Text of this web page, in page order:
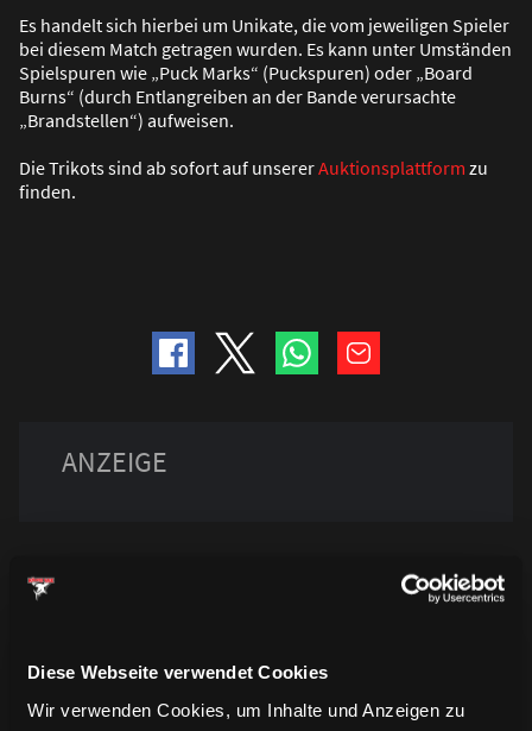
Diese Webseite verwendet Cookies
Wir verwenden Cookies, um Inhalte und Anzeigen zu
Es handelt sich hierbei um Unikate, die vom jeweiligen Spieler
bei diesem Match getragen wurden. Es kann unter Umständen
Spielspuren wie „Puck Marks“ (Puckspuren) oder „Board
Burns“ (durch Entlangreiben an der Bande verursachte
„Brandstellen“) aufweisen.
Die Trikots sind ab sofort auf unsererAuktionsplattform zu
finden.